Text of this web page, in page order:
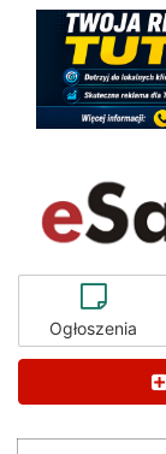
Ogłoszenia